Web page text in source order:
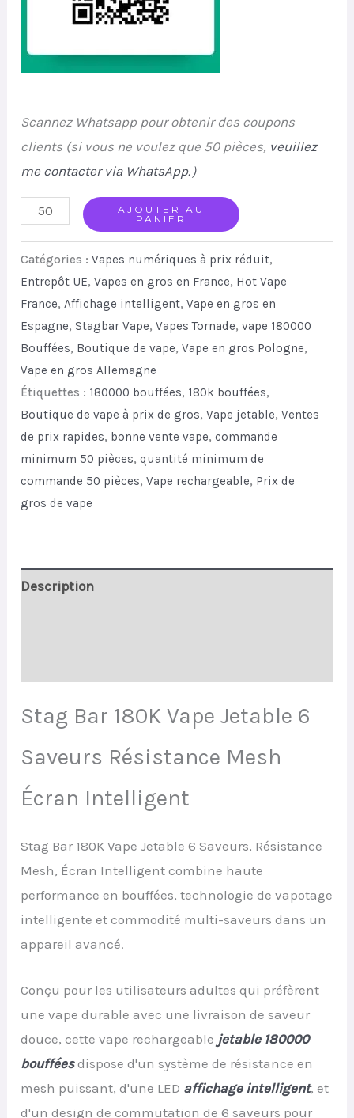
Scannez Whatsapp pour obtenir des coupons
clients (si vous ne voulez que 50 pièces, veuillez
me contacter via WhatsApp. ）
Stag
180K
Disposable
Vape
6
Flavors
Mesh
Coil
Smart
Screen
quantity
AJOUTER AU
PANIER
Catégories :Vapes numériques à prix réduit,
Entrepôt UE,Vapes en gros en France, Hot Vape
France,Affichage intelligent,Vape en gros en
Espagne,Stagbar Vape,Vapes Tornade,vape 180000
Bouffées, Boutique de vape,Vape en gros Pologne,
Vape en gros Allemagne
Étiquettes : 180000 bouffées, 180k bouffées,
Boutique de vape à prix de gros,Vape jetable,Ventes
de prix rapides, bonne vente vape,commande
minimum 50 pièces,quantité minimum de
commande 50 pièces,Vape rechargeable, Prix de
gros de vape
Description
Stag Bar 180K Vape Jetable 6
Saveurs Résistance Mesh
Écran Intelligent
Stag Bar 180K Vape Jetable 6 Saveurs, Résistance
Mesh, Écran Intelligent combine haute
performance en bouffées, technologie de vapotage
intelligente et commodité multi-saveurs dans un
appareil avancé.
Conçu pour les utilisateurs adultes qui préfèrent
une vape durable avec une livraison de saveur
douce, cette vape rechargeable jetable 180000
bouffées dispose d'un système de résistance en
mesh puissant, d'une LED affichage intelligent, et
d'un design de commutation de 6 saveurs pour